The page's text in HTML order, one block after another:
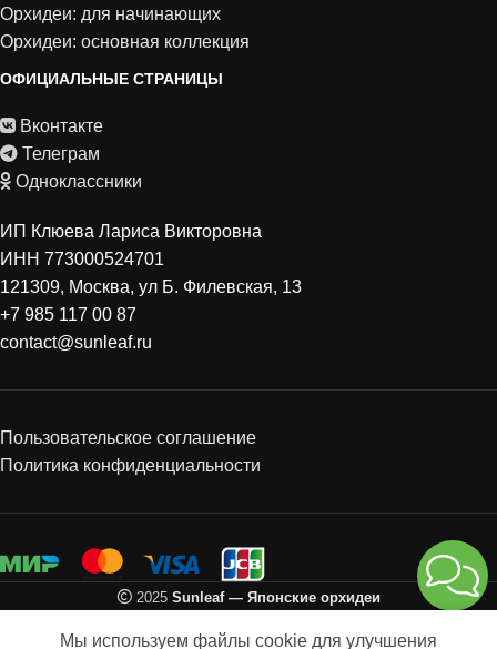
Орхидеи: для начинающих
Орхидеи: основная коллекция
ОФИЦИАЛЬНЫЕ СТРАНИЦЫ
Вконтакте
Телеграм
Одноклассники
ИП Клюева Лариса Викторовна
ИНН 773000524701
121309, Москва, ул Б. Филевская, 13
+7 985 117 00 87
contact@sunleaf.ru
Пользовательское соглашение
Политика конфиденциальности
2025 Sunleaf — Японские орхидеи
Мы используем файлы cookie для улучшения